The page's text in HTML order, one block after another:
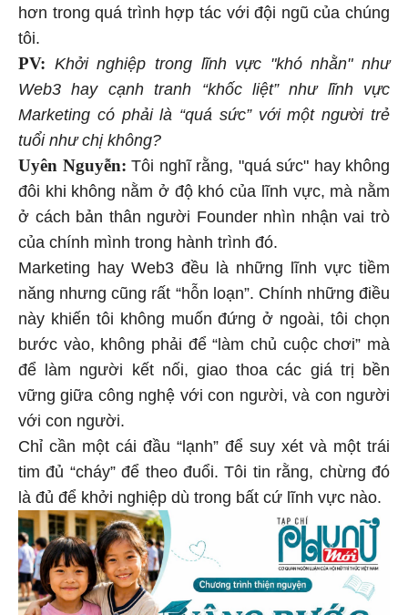
hơn trong quá trình hợp tác với đội ngũ của chúng
tôi.
PV: Khởi nghiệp trong lĩnh vực "khó nhằn" như
Web3 hay cạnh tranh “khốc liệt” như lĩnh vực
Marketing có phải là “quá sức” với một người trẻ
tuổi như chị không?
Uyên Nguyễn: Tôi nghĩ rằng, "quá sức" hay không
đôi khi không nằm ở độ khó của lĩnh vực, mà nằm
ở cách bản thân người Founder nhìn nhận vai trò
của chính mình trong hành trình đó.
Marketing hay Web3 đều là những lĩnh vực tiềm
năng nhưng cũng rất “hỗn loạn”. Chính những điều
này khiến tôi không muốn đứng ở ngoài, tôi chọn
bước vào, không phải để “làm chủ cuộc chơi” mà
để làm người kết nối, giao thoa các giá trị bền
vững giữa công nghệ với con người, và con người
với con người.
Chỉ cần một cái đầu “lạnh” để suy xét và một trái
tim đủ “cháy” để theo đuổi. Tôi tin rằng, chừng đó
là đủ để khởi nghiệp dù trong bất cứ lĩnh vực nào.